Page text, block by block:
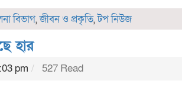
বিভাগ,জীবন ও প্রকৃতি,টপ নিউজ
হার
pm 527 Read